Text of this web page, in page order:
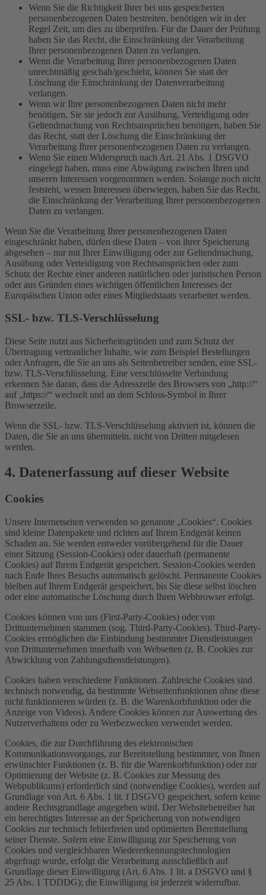
Wenn Sie die Richtigkeit Ihrer bei uns gespeicherten
personenbezogenen Daten bestreiten, benötigen wir in der
Regel Zeit, um dies zu überprüfen. Für die Dauer der Prüfung
haben Sie das Recht, die Einschränkung der Verarbeitung
Ihrer personenbezogenen Daten zu verlangen.
Wenn die Verarbeitung Ihrer personenbezogenen Daten
unrechtmäßig geschah/geschieht, können Sie statt der
Löschung die Einschränkung der Datenverarbeitung
verlangen.
Wenn wir Ihre personenbezogenen Daten nicht mehr
benötigen, Sie sie jedoch zur Ausübung, Verteidigung oder
Geltendmachung von Rechtsansprüchen benötigen, haben Sie
das Recht, statt der Löschung die Einschränkung der
Verarbeitung Ihrer personenbezogenen Daten zu verlangen.
Wenn Sie einen Widerspruch nach Art. 21 Abs. 1 DSGVO
eingelegt haben, muss eine Abwägung zwischen Ihren und
unseren Interessen vorgenommen werden. Solange noch nicht
feststeht, wessen Interessen überwiegen, haben Sie das Recht,
die Einschränkung der Verarbeitung Ihrer personenbezogenen
Daten zu verlangen.
Wenn Sie die Verarbeitung Ihrer personenbezogenen Daten
eingeschränkt haben, dürfen diese Daten – von ihrer Speicherung
abgesehen – nur mit Ihrer Einwilligung oder zur Geltendmachung,
Ausübung oder Verteidigung von Rechtsansprüchen oder zum
Schutz der Rechte einer anderen natürlichen oder juristischen Person
oder aus Gründen eines wichtigen öffentlichen Interesses der
Europäischen Union oder eines Mitgliedstaats verarbeitet werden.
SSL- bzw. TLS-Verschlüsselung
Diese Seite nutzt aus Sicherheitsgründen und zum Schutz der
Übertragung vertraulicher Inhalte, wie zum Beispiel Bestellungen
oder Anfragen, die Sie an uns als Seitenbetreiber senden, eine SSL-
bzw. TLS-Verschlüsselung. Eine verschlüsselte Verbindung
erkennen Sie daran, dass die Adresszeile des Browsers von „http://“
auf „https://“ wechselt und an dem Schloss-Symbol in Ihrer
Browserzeile.
Wenn die SSL- bzw. TLS-Verschlüsselung aktiviert ist, können die
Daten, die Sie an uns übermitteln, nicht von Dritten mitgelesen
werden.
4. Datenerfassung auf dieser Website
Cookies
Unsere Internetseiten verwenden so genannte „Cookies“. Cookies
sind kleine Datenpakete und richten auf Ihrem Endgerät keinen
Schaden an. Sie werden entweder vorübergehend für die Dauer
einer Sitzung (Session-Cookies) oder dauerhaft (permanente
Cookies) auf Ihrem Endgerät gespeichert. Session-Cookies werden
nach Ende Ihres Besuchs automatisch gelöscht. Permanente Cookies
bleiben auf Ihrem Endgerät gespeichert, bis Sie diese selbst löschen
oder eine automatische Löschung durch Ihren Webbrowser erfolgt.
Cookies können von uns (First-Party-Cookies) oder von
Drittunternehmen stammen (sog. Third-Party-Cookies). Third-Party-
Cookies ermöglichen die Einbindung bestimmter Dienstleistungen
von Drittunternehmen innerhalb von Webseiten (z. B. Cookies zur
Abwicklung von Zahlungsdienstleistungen).
Cookies haben verschiedene Funktionen. Zahlreiche Cookies sind
technisch notwendig, da bestimmte Webseitenfunktionen ohne diese
nicht funktionieren würden (z. B. die Warenkorbfunktion oder die
Anzeige von Videos). Andere Cookies können zur Auswertung des
Nutzerverhaltens oder zu Werbezwecken verwendet werden.
Cookies, die zur Durchführung des elektronischen
Kommunikationsvorgangs, zur Bereitstellung bestimmter, von Ihnen
erwünschter Funktionen (z. B. für die Warenkorbfunktion) oder zur
Optimierung der Website (z. B. Cookies zur Messung des
Webpublikums) erforderlich sind (notwendige Cookies), werden auf
Grundlage von Art. 6 Abs. 1 lit. f DSGVO gespeichert, sofern keine
andere Rechtsgrundlage angegeben wird. Der Websitebetreiber hat
ein berechtigtes Interesse an der Speicherung von notwendigen
Cookies zur technisch fehlerfreien und optimierten Bereitstellung
seiner Dienste. Sofern eine Einwilligung zur Speicherung von
Cookies und vergleichbaren Wiedererkennungstechnologien
abgefragt wurde, erfolgt die Verarbeitung ausschließlich auf
Grundlage dieser Einwilligung (Art. 6 Abs. 1 lit. a DSGVO und §
25 Abs. 1 TDDDG); die Einwilligung ist jederzeit widerrufbar.